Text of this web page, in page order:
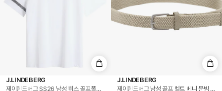
J.LINDEBERG
제이린드버그 SS26 남성 히스 골프폴로 화이트
J.LINDEBERG
제이린드버그 남성 골프 벨트 베니 문빔